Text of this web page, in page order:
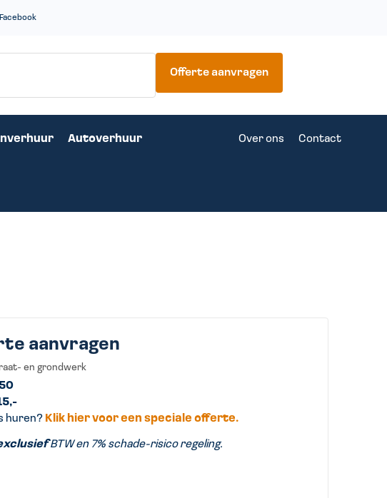
Facebook
Offerte aanvragen
Autoverhuur Over ons Contact
aanvragen
en grondwerk
huren? Klik hier voor een speciale offerte.
BTWen 7% schade-risico regeling.